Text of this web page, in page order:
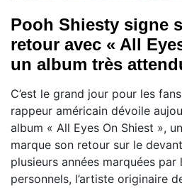
Pooh Shiesty signe
retour avec « All
un album très
C’est le grand jour pour les
rappeur américain dévoile
album « All Eyes On Shiest »,
marque son retour sur le
plusieurs années marquées par
personnels, l’artiste originaire